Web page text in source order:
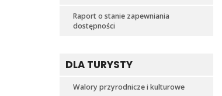
Raport o stanie zapewniania
dostępności
DLA TURYSTY
Walory przyrodnicze i kulturowe